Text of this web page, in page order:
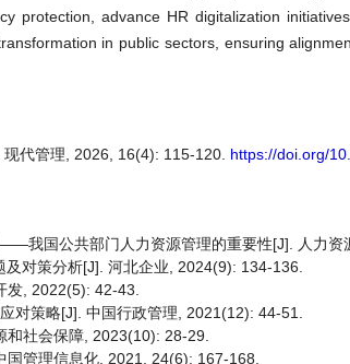
protection, advance HR digitalization
in public sectors, ensuring
代管理, 2026, 16(4): 115-120. https://doi.org/
我国公共部门人力资源管理的重要性[J]. 人力资
对策分析[J]. 河北企业, 2024(9): 134-136.
发, 2022(5): 42-43.
对策略[J]. 中国行政管理, 2021(12): 44-51.
社会保障, 2023(10): 28-29.
管理信息化, 2021, 24(6): 167-168.